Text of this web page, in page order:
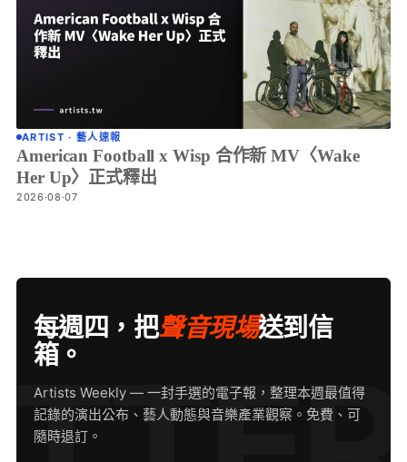
ARTIST · 藝人速報
American Football x Wisp 合作新 MV〈Wake
Her Up〉正式釋出
2026·08·07
每週四，把聲音現場送到信
箱。
Artists Weekly — 一封手選的電子報，整理本週最值得
記錄的演出公布、藝人動態與音樂產業觀察。免費、可
隨時退訂。